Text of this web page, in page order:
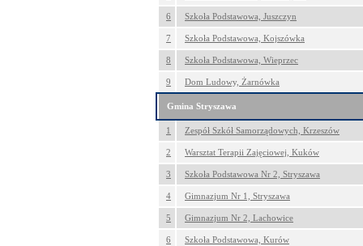
6 Szkoła Podstawowa, Juszczyn
7 Szkoła Podstawowa, Kojszówka
8 Szkoła Podstawowa, Wieprzec
9 Dom Ludowy, Żarnówka
Gmina Stryszawa
1 Zespół Szkół Samorządowych, Krzeszów
2 Warsztat Terapii Zajęciowej, Kuków
3 Szkoła Podstawowa Nr 2, Stryszawa
4 Gimnazjum Nr 1, Stryszawa
5 Gimnazjum Nr 2, Lachowice
6 Szkoła Podstawowa, Kurów